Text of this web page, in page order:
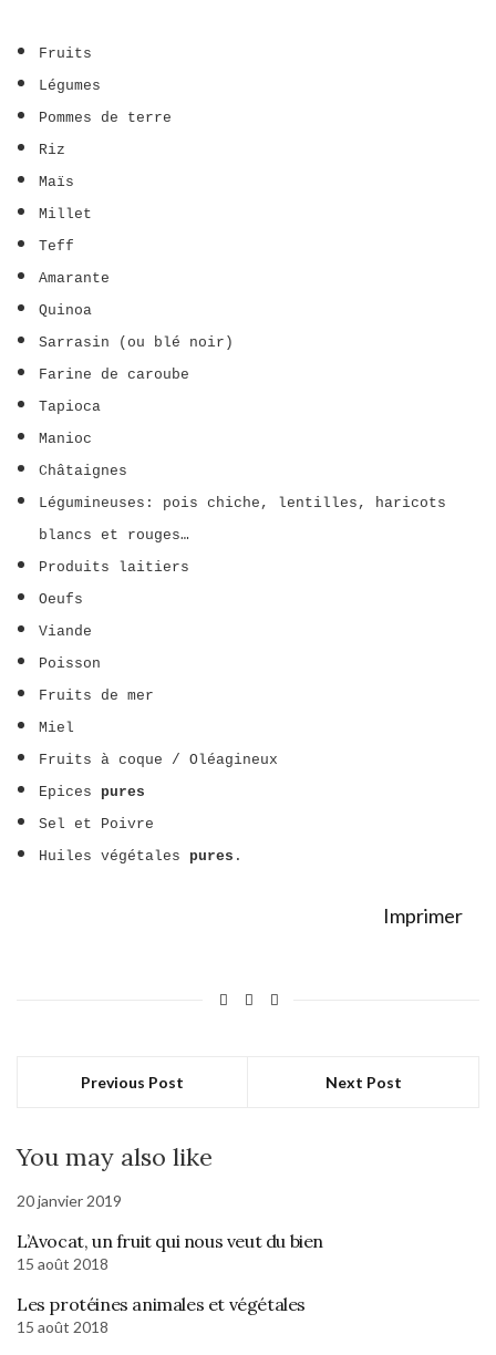
Fruits
Légumes
Pommes de terre
Riz
Maïs
Millet
Teff
Amarante
Quinoa
Sarrasin (ou blé noir)
Farine de caroube
Tapioca
Manioc
Châtaignes
Légumineuses: pois chiche, lentilles, haricots
blancs et rouges…
Produits laitiers
Oeufs
Viande
Poisson
Fruits de mer
Miel
Fruits à coque / Oléagineux
Epices pures
Sel et Poivre
Huiles végétales pures .
Imprimer
Previous Post Next Post
You may also like
20 janvier 2019
L’Avocat, un fruit qui nous veut du bien
15 août 2018
Les protéines animales et végétales
15 août 2018